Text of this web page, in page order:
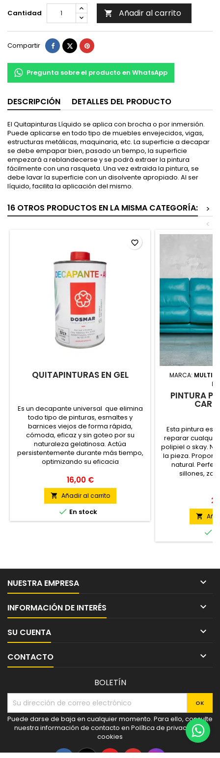
Cantidad
 Añadir al carrito
Compartir Compartir
TuitearPinterest
Pregunta sobre el producto en WhatsApp
DESCRIPCIÓN DETALLES DEL PRODUCTO
El Quitapinturas Líquido se aplica con brocha o por inmersión.
Puede aplicarse en todo tipo de muebles envejecidos, vigas,
estructuras metálicas, maquinaria, etc. La superficie a decapar
se debe empapar bien, pasado un tiempo, la superficie
empezará a reblandecerse y se podrá extraer la pintura
fácilmente con una rasqueta. Una vez extraida la pintura, se
debe lavar la superficie con un disolvente apropiado. Al ser
líquido, facilita la aplicación del mismo.
16 OTROS PRODUCTOS EN LA MISMA CATEGORÍA:
>
<
QUITAPINTURAS EN GEL
Es un decapante universal que elimina
todo tipo de pinturas, esmaltes y
barnices viejos de forma rápida,
cómoda, eficaz y sin goteo por su
naturaleza gelatinosa. Actúa
persistentemente durante más tiempo,
optimizando su eficacia
16,00 €
 Añadir al carrito
 En stock
favorite_border
MARCA:
PINTURA
Esta pintura es
reparar
polipiel o skay.
la pieza.
natural.
sillones,


NUESTRA EMPRESA 
INFORMACIÓN DE INTERÉS 
SU CUENTA 
CONTACTO 
BOLETÍN
Puede darse de baja en cualquier momento. Para ello, consulte
nuestra información de contacto en Política de privacidad y
cookies